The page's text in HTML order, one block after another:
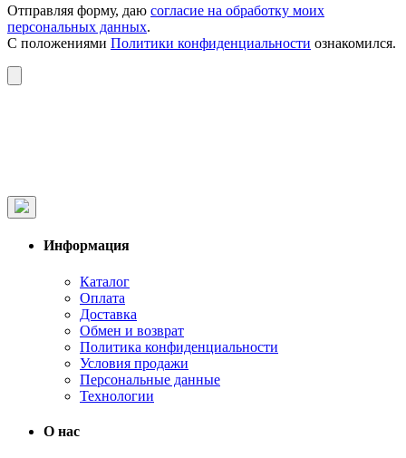
Отправляя форму, даю согласие на обработку моих
персональных данных.
С положениями Политики конфиденциальности ознакомился.
Информация
Каталог
Оплата
Доставка
Обмен и возврат
Политика конфиденциальности
Условия продажи
Персональные данные
Технологии
О нас